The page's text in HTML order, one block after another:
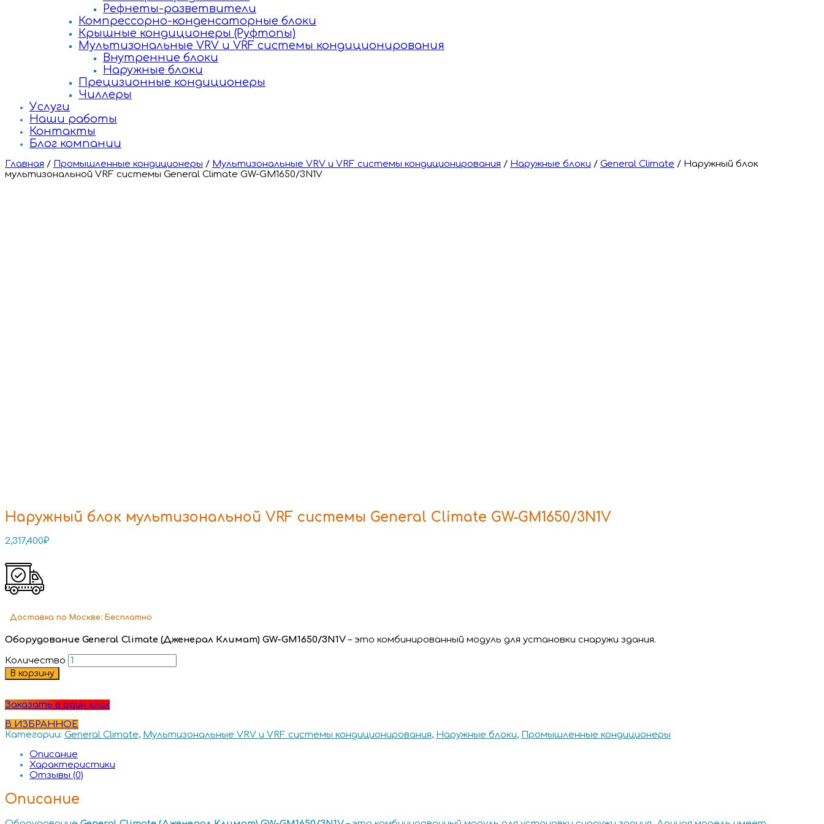
Рефнеты-разветвители
Компрессорно-конденсаторные блоки
Крышные кондиционеры (Руфтопы)
Мультизональные VRV и VRF системы кондиционирования
Внутренние блоки
Наружные блоки
Прецизионные кондиционеры
Чиллеры
Услуги
Наши работы
Контакты
Блог компании
Главная / Промышленные кондиционеры / Мультизональные VRV и VRF системы кондиционирования / Наружные блоки / General Climate / Наружный блок
мультизональной VRF системы General Climate GW-GM1650/3N1V
Наружный блок мультизональной VRF системы General Climate GW-GM1650/3N1V
2,317,400₽
Доставка по Москве: Бесплатно
Оборудование General Climate (Дженерал Климат) GW-GM1650/3N1V– это комбинированный модуль для установки снаружи здания.
Количество
В корзину
Заказать в один клик
В ИЗБРАННОЕ
Категории: General Climate, Мультизональные VRV и VRF системы кондиционирования, Наружные блоки, Промышленные кондиционеры
Описание
Характеристики
Отзывы (0)
Описание